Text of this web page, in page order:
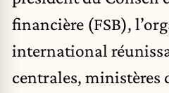
financière (FSB),
international
centrales, ministères